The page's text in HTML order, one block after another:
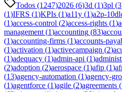
Todos (1247)2026 (6)3d (1)3pl (3
(1)IFRS (1)KPIs (1)a11y (1)a2p-
(1)access-control (2)access-rights (1)
management (1)accounting (83)
(1)accounting-firms (1)accounts-
(1)activation (1)activecampaign (2)
(1)adequacy (1)admin-api (1)
(2)adoption (2)aerospace (1)afip (1)
(13)agency-automation (1)agency-
(1)agentforce (1)agile (2)agreements (